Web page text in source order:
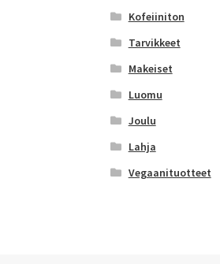
Kofeiiniton
Tarvikkeet
Makeiset
Luomu
Joulu
Lahja
Vegaanituotteet